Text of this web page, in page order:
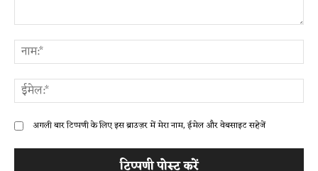
अगली बार टिप्पणी के लिए इस ब्राउज़र में मेरा नाम, ईमेल और वेबसाइट सहेजें